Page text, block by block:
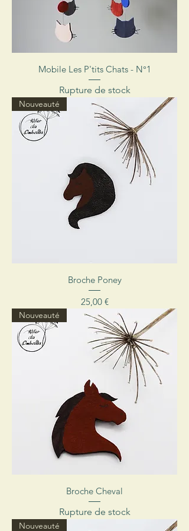
Mobile Les P'tits Chats - N°1
Rupture de stock
Nouveauté
Broche Poney
Prix
25,00 €
Nouveauté
Broche Cheval
Rupture de stock
Nouveauté